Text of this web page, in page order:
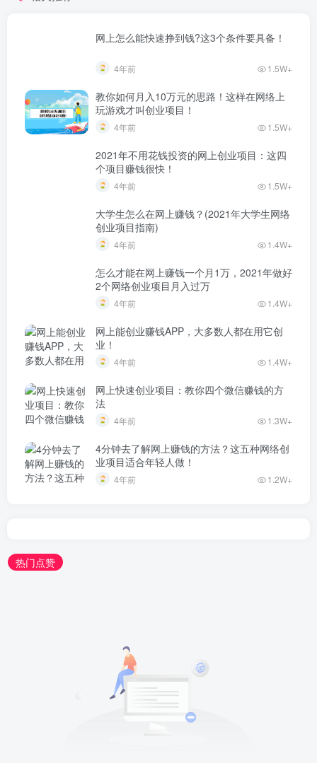
网上怎么能快速挣到钱?这3个条件要具备！
4年前 1.5W+
教你如何月入10万元的思路！这样在网络上
玩游戏才叫创业项目！
4年前 1.5W+
2021年不用花钱投资的网上创业项目：这四
个项目赚钱很快！
4年前 1.5W+
大学生怎么在网上赚钱？(2021年大学生网络
创业项目指南)
4年前 1.4W+
怎么才能在网上赚钱一个月1万，2021年做好
2个网络创业项目月入过万
4年前 1.4W+
网上能创业赚钱APP，大多数人都在用它创
业！
4年前 1.4W+
网上快速创业项目：教你四个微信赚钱的方
法
4年前 1.3W+
4分钟去了解网上赚钱的方法？这五种网络创
业项目适合年轻人做！
4年前 1.2W+
热门点赞